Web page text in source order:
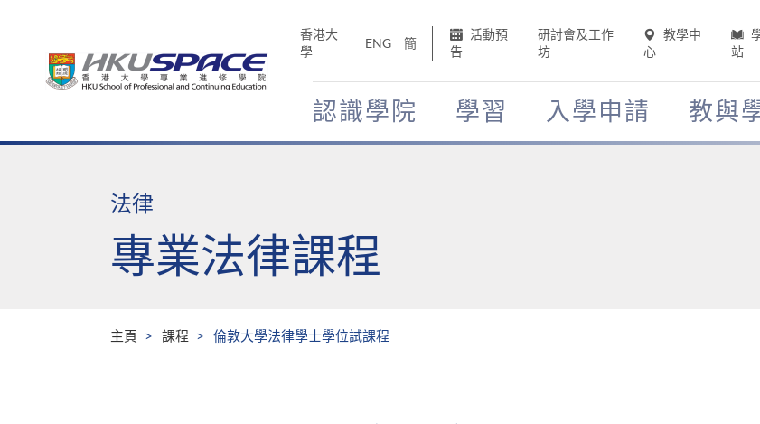
香港大
學
ENG 簡
活動預
告
研討會及工作
坊
教學中
心
站
認識學院 學習 入學申請 教與
Main
法律
專業法律課程
主頁 課程 倫敦大學法律學士學位試課程